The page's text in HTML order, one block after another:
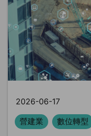
2026-06-17
營建業
數位轉型